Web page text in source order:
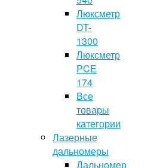
Люксметр
DT-
1300
Люксметр
PCE
174
Все
товары
категории
Лазерные
дальномеры
Дальномер